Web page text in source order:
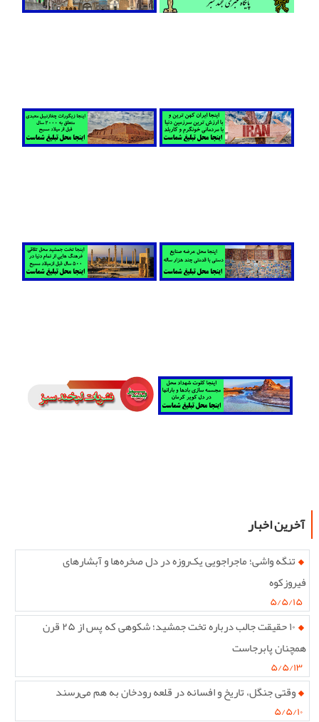
آخرین اخبار
تنگه واشی؛ ماجراجویی یک‌روزه در دل صخره‌ها و آبشارهای
فیروزکوه
۵/۵/۱۵
۱۰ حقیقت جالب درباره تخت جمشید؛ شکوهی که پس از ۲۵ قرن
همچنان پابرجاست
۵/۵/۱۳
وقتی جنگل، تاریخ و افسانه در قلعه رودخان به هم می‌رسند
۵/۵/۱۰